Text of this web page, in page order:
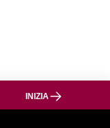
INIZIA